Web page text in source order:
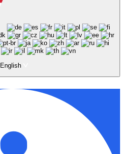
English